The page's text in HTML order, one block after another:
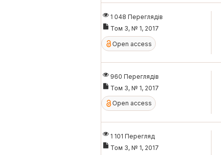
1 048 Переглядів
Том 3, № 1, 2017
Open access
960 Переглядів
Том 3, № 1, 2017
Open access
1 101 Перегляд
Том 3, № 1, 2017